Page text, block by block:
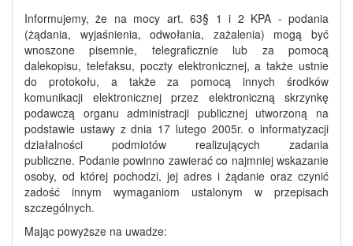
Informujemy, że na mocy art. 63§ 1 i 2 KPA - podania
(żądania, wyjaśnienia, odwołania, zażalenia) mogą być
wnoszone pisemnie, telegraficznie lub za pomocą
dalekopisu, telefaksu, poczty elektronicznej, a także ustnie
do protokołu, a także za pomocą innych środków
komunikacji elektronicznej przez elektroniczną skrzynkę
podawczą organu administracji publicznej utworzoną na
podstawie ustawy z dnia 17 lutego 2005r. o informatyzacji
działalności podmiotów realizujących zadania
publiczne. Podanie powinno zawierać co najmniej wskazanie
osoby, od której pochodzi, jej adres i żądanie oraz czynić
zadość innym wymaganiom ustalonym w przepisach
szczególnych.
Mając powyższe na uwadze: